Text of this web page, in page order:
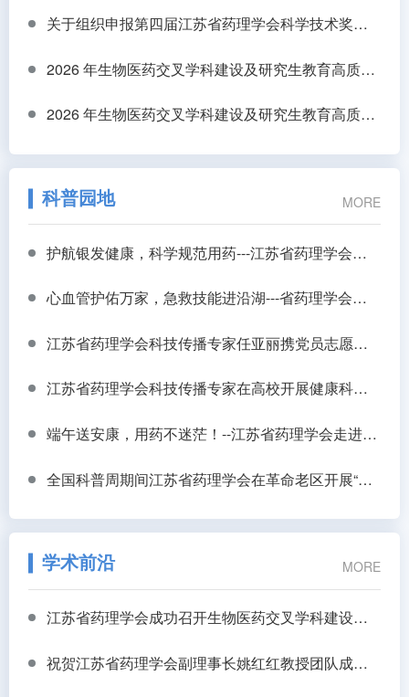
关于组织申报第四届江苏省药理学会科学技术奖的通知
2026 年生物医药交叉学科建设及研究生教育高质量发展研讨会
2026 年生物医药交叉学科建设及研究生教育高质量发展研讨会
科普园地 MORE
护航银发健康，科学规范用药---江苏省药理学会走进扬州开展老年康养规范用药专题培训
心血管护佑万家，急救技能进沿湖---省药理学会科普团队走进扬州沿湖村开展心血管预防科普与应急救护培训
江苏省药理学会科技传播专家任亚丽携党员志愿者“七一”主题党日活动走进长新社区
江苏省药理学会科技传播专家在高校开展健康科普讲座
端午送安康，用药不迷茫！--江苏省药理学会走进高邮杨桥村开展健康科普志愿服务
全国科普周期间江苏省药理学会在革命老区开展“实干为民健康服务行公益义诊”活动
学术前沿 MORE
江苏省药理学会成功召开生物医药交叉学科建设与研究生教育高质量发展研讨会
祝贺江苏省药理学会副理事长姚红红教授团队成果 治疗抑郁症药物成功转化